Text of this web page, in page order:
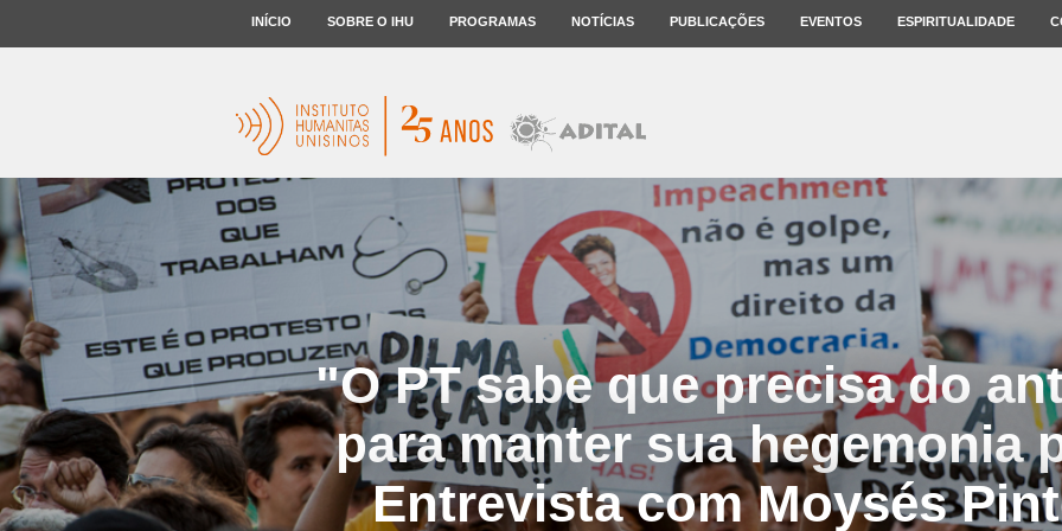
INÍCIO SOBRE O IHU PROGRAMAS NOTÍCIAS PUBLICAÇÕES EVENTOS ESPIRITUALIDADE
"O PT sabe que precisa do
para manter sua hegemonia
Entrevista com Moysés